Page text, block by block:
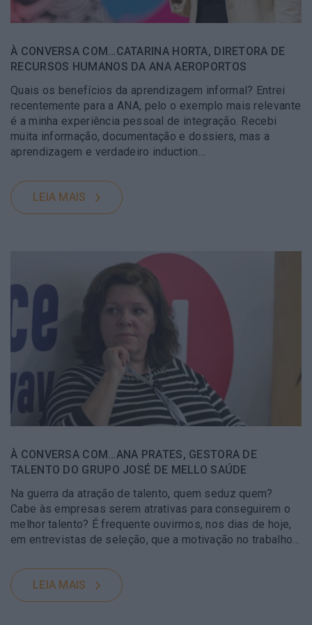
À CONVERSA COM…CATARINA HORTA, DIRETORA DE
RECURSOS HUMANOS DA ANA AEROPORTOS
Quais os benefícios da aprendizagem informal? Entrei
recentemente para a ANA, pelo o exemplo mais relevante
é a minha experiência pessoal de integração. Recebi
muita informação, documentação e dossiers, mas a
aprendizagem e verdadeiro induction…
LEIA MAIS
À CONVERSA COM…ANA PRATES, GESTORA DE
TALENTO DO GRUPO JOSÉ DE MELLO SAÚDE
Na guerra da atração de talento, quem seduz quem?
Cabe às empresas serem atrativas para conseguirem o
melhor talento? É frequente ouvirmos, nos dias de hoje,
em entrevistas de seleção, que a motivação no trabalho…
LEIA MAIS